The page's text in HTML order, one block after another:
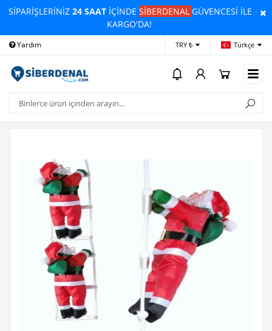
SİPARİŞLERİNİZ24 SAAT İÇİNDESİBERDENALGÜVENCESİ İLE
KARGO'DA!
Yardım Ödeme Bildirimi
TRY ₺ Türkçe